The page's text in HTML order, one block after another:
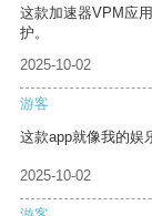
这款加速器VPM应
护。
2025-10-02
游客
这款app就像我的娱
2025-10-02